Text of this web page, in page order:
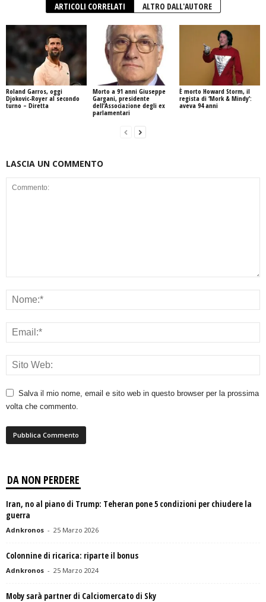
ARTICOLI CORRELATI ALTRO DALL'AUTORE
Roland Garros, oggi
Djokovic-Royer al secondo
turno – Diretta
Morto a 91 anni Giuseppe
Gargani, presidente
dell’Associazione degli ex
parlamentari
È morto Howard Storm, il
regista di ‘Mork & Mindy’:
aveva 94 anni
LASCIA UN COMMENTO
Salva il mio nome, email e sito web in questo browser per la prossima
volta che commento.
DA NON PERDERE
Iran, no al piano di Trump: Teheran pone 5 condizioni per chiudere la
guerra
Adnkronos - 25 Marzo 2026
Colonnine di ricarica: riparte il bonus
Adnkronos - 25 Marzo 2024
Moby sarà partner di Calciomercato di Sky